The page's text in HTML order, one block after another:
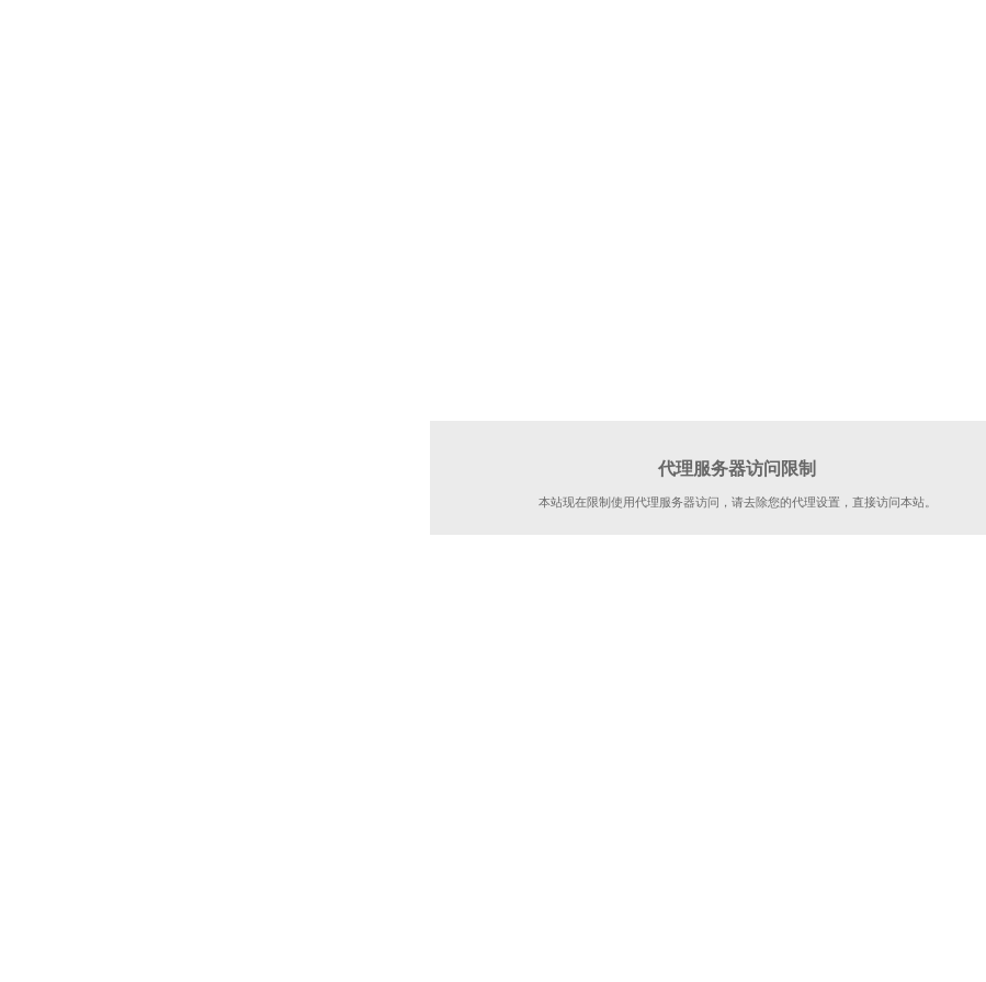
代理服务器访问限制
本站现在限制使用代理服务器访问，请去除您的代理设置，直接访问本站。